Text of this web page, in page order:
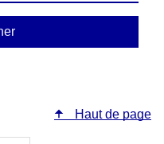
Haut de page